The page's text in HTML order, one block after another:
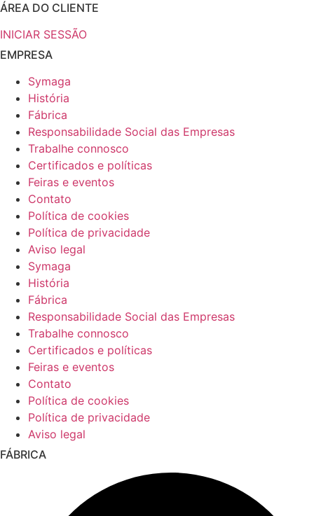
ÁREA DO CLIENTE
INICIAR SESSÃO
EMPRESA
Symaga
História
Fábrica
Responsabilidade Social das Empresas
Trabalhe connosco
Certificados e políticas
Feiras e eventos
Contato
Política de cookies
Política de privacidade
Aviso legal
Symaga
História
Fábrica
Responsabilidade Social das Empresas
Trabalhe connosco
Certificados e políticas
Feiras e eventos
Contato
Política de cookies
Política de privacidade
Aviso legal
FÁBRICA